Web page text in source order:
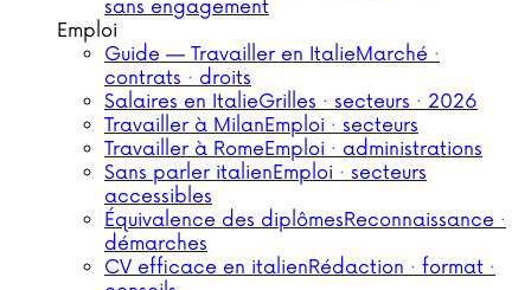
sans engagement
Emploi
Guide — Travailler en ItalieMarché ·
contrats · droits
Salaires en ItalieGrilles · secteurs · 2026
Travailler à MilanEmploi · secteurs
Travailler à RomeEmploi · administrations
Sans parler italienEmploi · secteurs
accessibles
Équivalence des diplômesReconnaissance ·
démarches
CV efficace en italienRédaction · format ·